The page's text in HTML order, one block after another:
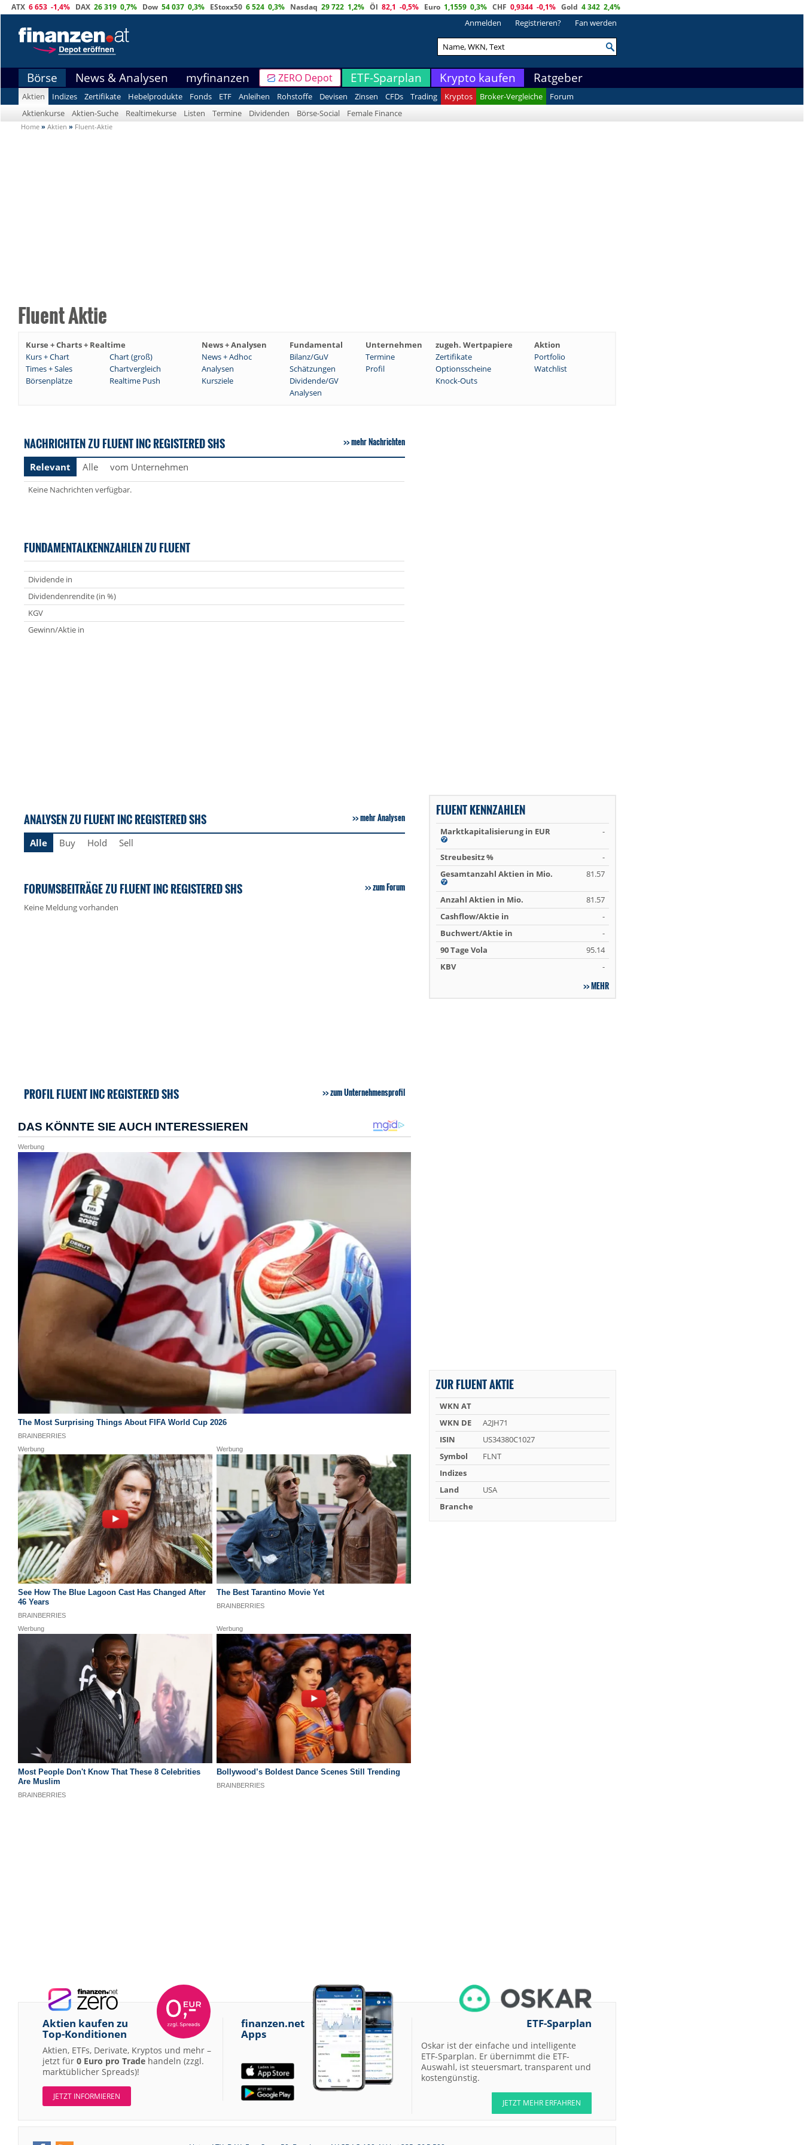
ATX 6 653 -1,4% DAX 26 319 0,7% Dow 54 037 0,3% EStoxx50 6 524 0,3% Nasdaq 29 722 1,2% Öl 82,1 -0,5% Euro 1,1559 0,3% CHF 0,9344 -0,1% Gold 4 342 2,4%
Anmelden Registrieren? Fan werden
Börse News & Analysen myfinanzen ZERO Depot ETF-Sparplan Krypto kaufen Ratgeber
Aktien Indizes Zertifikate Hebelprodukte Fonds ETF Anleihen Rohstoffe Devisen Zinsen CFDs Trading Kryptos Broker-Vergleiche
Forum
Aktienkurse
Aktien-Suche Realtimekurse Listen Termine Dividenden Börse-Social Female Finance
Home » Aktien » Fluent-Aktie
Fluent Aktie
Kurse + Charts + Realtime News + Analysen Fundamental Unternehmen zugeh. Wertpapiere
Aktion
Kurs + Chart
Chart (groß) News + Adhoc Bilanz/GuV Termine Zertifikate
Portfolio
Times + Sales
Chartvergleich Analysen Schätzungen Profil Optionsscheine
Watchlist
Börsenplätze
Realtime Push Kursziele Dividende/GV
Knock-Outs
Analysen
NACHRICHTEN ZU FLUENT INC REGISTERED SHS mehr Nachrichten
Relevant Alle vom Unternehmen
Keine Nachrichten verfügbar.
FUNDAMENTALKENNZAHLEN ZU FLUENT
Dividende in
Dividendenrendite (in %)
KGV
Gewinn/Aktie in
ANALYSEN ZU FLUENT INC REGISTERED SHS mehr Analysen
Alle Buy Hold Sell
FORUMSBEITRÄGE ZU FLUENT INC REGISTERED SHS zum Forum
Keine Meldung vorhanden
PROFIL FLUENT INC REGISTERED SHS zum Unternehmensprofil
FLUENT KENNZAHLEN
Marktkapitalisierung in EUR -
Streubesitz %
-
Gesamtanzahl Aktien in Mio.
81.57
Anzahl Aktien in Mio.
81.57
Cashflow/Aktie in
-
Buchwert/Aktie in
-
90 Tage Vola
95.14
KBV
-
MEHR
ZUR FLUENT AKTIE
WKN AT
WKN DE
A2JH71
ISIN
US34380C1027
Symbol
FLNT
Indizes
Land
USA
Branche
Aktien kaufen zu
Top-Konditionen
Aktien, ETFs, Derivate, Kryptos und mehr –
jetzt für 0 Euro pro Trade handeln (zzgl.
marktüblicher Spreads)!
JETZT INFORMIEREN
finanzen.net
Apps
ETF-Sparplan
Oskar ist der einfache und intelligente
ETF-Sparplan. Er übernimmt die ETF-
Auswahl, ist steuersmart, transparent und
kostengünstig.
JETZT MEHR ERFAHREN